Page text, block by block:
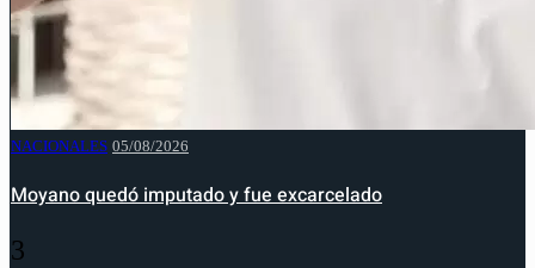
NACIONALES 05/08/2026
Moyano quedó imputado y fue excarcelado
3